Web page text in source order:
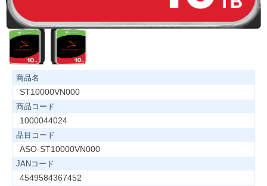
商品名
ST10000VN000
商品コード
1000044024
品目コード
ASO-ST10000VN000
JANコード
4549584367452